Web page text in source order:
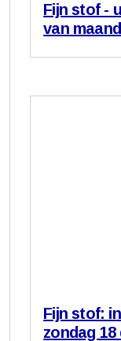
Fijn stof -
van
Fijn stof:
zondag 18